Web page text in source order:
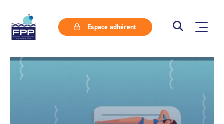
Espace adhérent